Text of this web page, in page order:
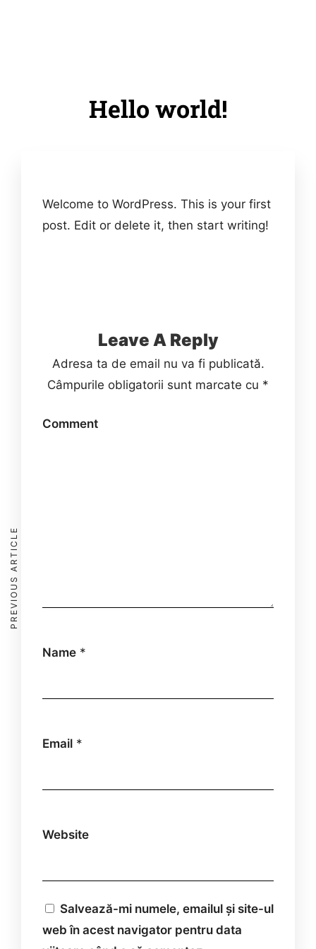
Hello world!
Welcome to WordPress. This is your first
post. Edit or delete it, then start writing!
Leave A Reply
Adresa ta de email nu va fi publicată.
Câmpurile obligatorii sunt marcate cu *
Comment
Name *
Email *
Website
Salvează-mi numele, emailul și site-ul
web în acest navigator pentru data
PREVIOUS ARTICLE